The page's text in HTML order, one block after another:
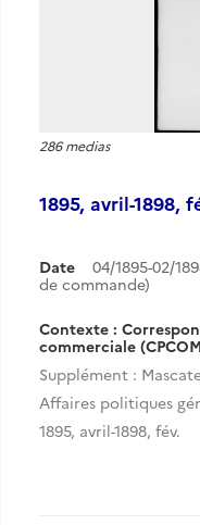
286 medias
1895, avril-1898,
Date 04/1895-02/
de commande)
Contexte :
commerciale
Supplément :
Affaires politiques
1895, avril-1898, fév.